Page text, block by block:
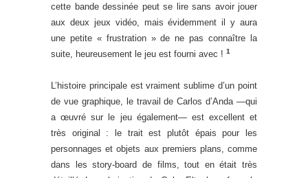
cette bande dessinée peut se lire sans avoir jouer
aux deux jeux vidéo, mais évidemment il y aura
une petite « frustration » de ne pas connaître la
suite, heureusement le jeu est fourni avec ! 1
L’histoire principale est vraiment sublime d’un point
de vue graphique, le travail de Carlos d’Anda —qui
a œuvré sur le jeu également— est excellent et
très original : le trait est plutôt épais pour les
personnages et objets aux premiers plans, comme
dans les story-board de films, tout en était très